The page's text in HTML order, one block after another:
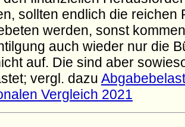
sollten endlich die reichen
werden, sonst
auch wieder nur die
auf. Die sind aber
vergl. dazu
Vergleich 2021